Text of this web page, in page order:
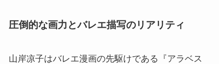
圧倒的な画力とバレエ描写のリアリティ
山岸凉子はバレエ漫画の先駆けである『アラベス